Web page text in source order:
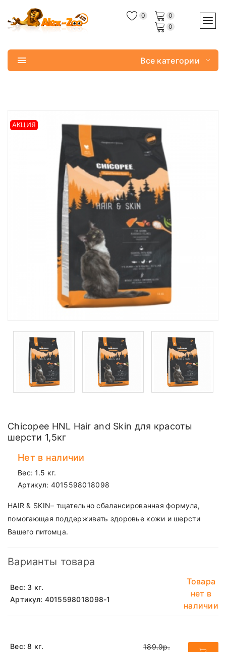
0
0
0
Все категории
АКЦИЯ
Chicopee HNL Hair and Skin для красоты
шерсти 1,5кг
Нет в наличии
Вес: 1.5 кг.
Артикул: 4015598018098
HAIR & SKIN– тщательно сбалансированная формула,
помогающая поддерживать здоровье кожи и шерсти
Вашего питомца.
Варианты товара
Вес: 3 кг.
Артикул: 4015598018098-1
Товара
нет в
наличии
Вес: 8 кг.
189.9р.